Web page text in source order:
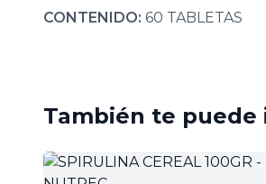
CONTENIDO: 60 TABLETAS
También te puede